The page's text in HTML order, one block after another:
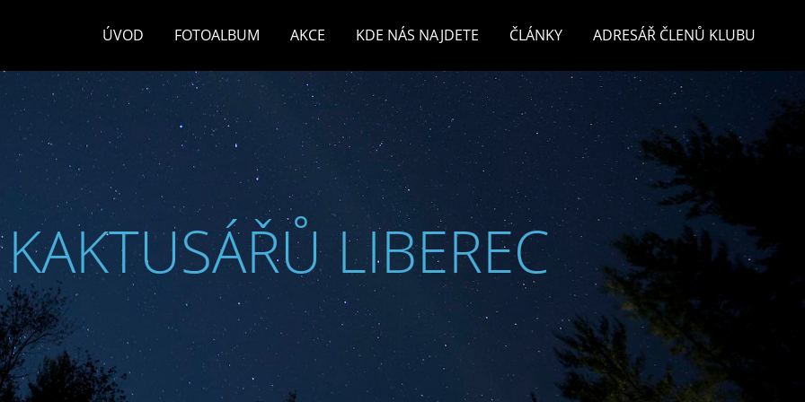
ÚVOD FOTOALBUM AKCE KDE NÁS NAJDETE ČLÁNKY ADRESÁŘ ČLENŮ KLUBU
LIBEREC